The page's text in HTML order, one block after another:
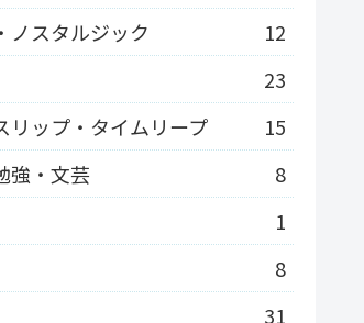
ノスタルジック
12
23
リップ・タイムリープ
15
強・文芸
8
1
8
31